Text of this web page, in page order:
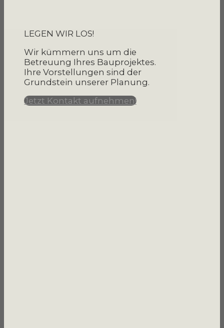
LEGEN WIR LOS!
Wir kümmern uns um die
Betreuung Ihres Bauprojektes.
Ihre Vorstellungen sind der
Grundstein unserer Planung.
Jetzt Kontakt aufnehmen!